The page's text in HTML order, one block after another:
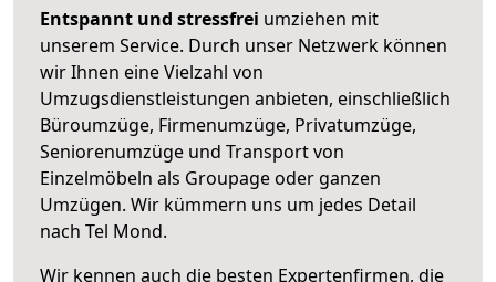
Entspannt und stressfrei umziehen mit
unserem Service. Durch unser Netzwerk können
wir Ihnen eine Vielzahl von
Umzugsdienstleistungen anbieten, einschließlich
Büroumzüge, Firmenumzüge, Privatumzüge,
Seniorenumzüge und Transport von
Einzelmöbeln als Groupage oder ganzen
Umzügen. Wir kümmern uns um jedes Detail
nach Tel Mond.
Wir kennen auch die besten Expertenfirmen, die